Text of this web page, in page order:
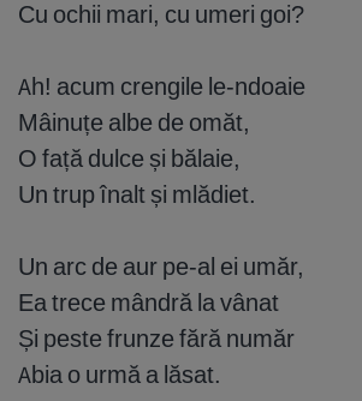
Cu ochii mari, cu umeri goi?
Ah! acum crengile le-ndoaie
Mâinuțe albe de omăt,
O față dulce și bălaie,
Un trup înalt și mlădiet.
Un arc de aur pe-al ei umăr,
Ea trece mândră la vânat
Și peste frunze fără număr
Abia o urmă a lăsat.